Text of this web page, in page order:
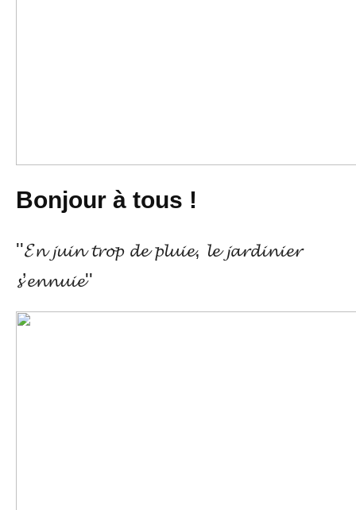
Bonjour à tous !
''𝓔𝓷 𝓳𝓾𝓲𝓷 𝓽𝓻𝓸𝓹 𝓭𝓮 𝓹𝓵𝓾𝓲𝓮, 𝓵𝓮 𝓳𝓪𝓻𝓭𝓲𝓷𝓲𝓮𝓻
𝓼’𝓮𝓷𝓷𝓾𝓲𝓮''